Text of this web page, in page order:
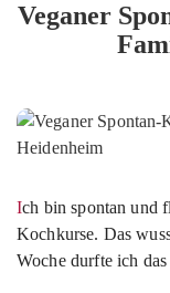
Veganer
Ich bin spontan und flexibel. Und ich gebe gerne und oft vegane
Kochkurse. Das
Woche durfte ich